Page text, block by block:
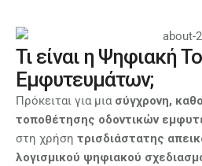
Τι είναι η Ψηφιακή
Εμφυτευμάτων;
Πρόκειται για μια σύγχρονη,
τοποθέτησης οδοντικών
στη χρήση τρισδιάστατης
λογισμικού ψηφιακού